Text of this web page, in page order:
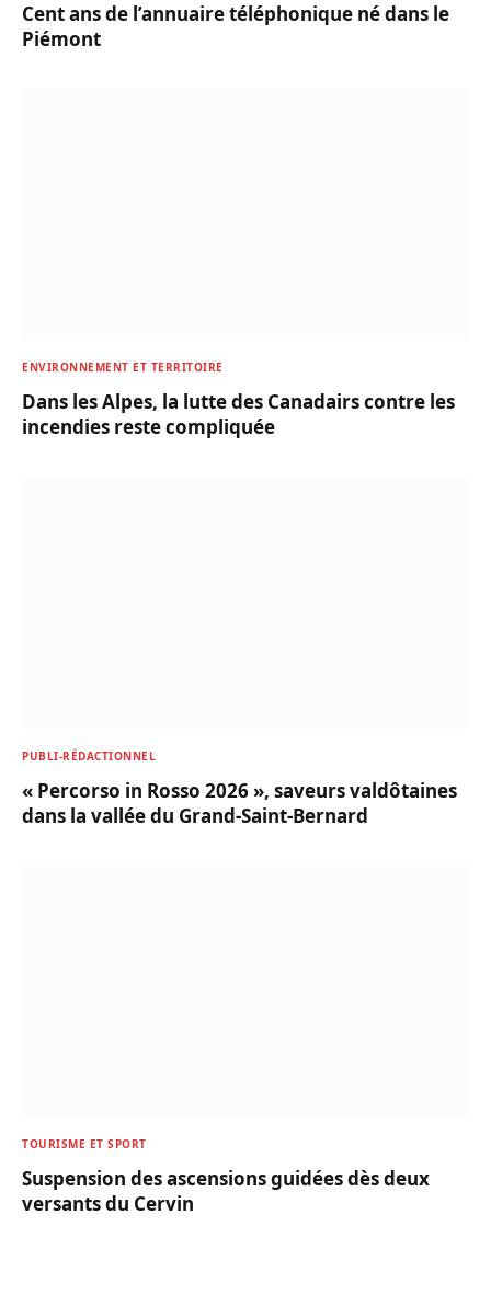
Cent ans de l’annuaire téléphonique né dans le
Piémont
ENVIRONNEMENT ET TERRITOIRE
Dans les Alpes, la lutte des Canadairs contre les
incendies reste compliquée
PUBLI-RÉDACTIONNEL
« Percorso in Rosso 2026 », saveurs valdôtaines
dans la vallée du Grand-Saint-Bernard
TOURISME ET SPORT
Suspension des ascensions guidées dès deux
versants du Cervin